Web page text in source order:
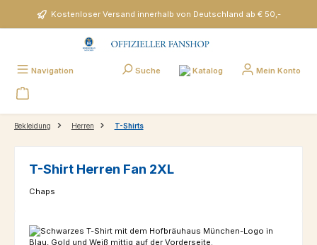
Zum Hauptinhalt springenKostenloser Versand innerhalb von Deutschland ab € 50,-
Navigation Suche Katalog Mein Konto
Bekleidung Herren T-Shirts
T-Shirt Herren Fan 2XL
Chaps
Bildergalerie überspringen